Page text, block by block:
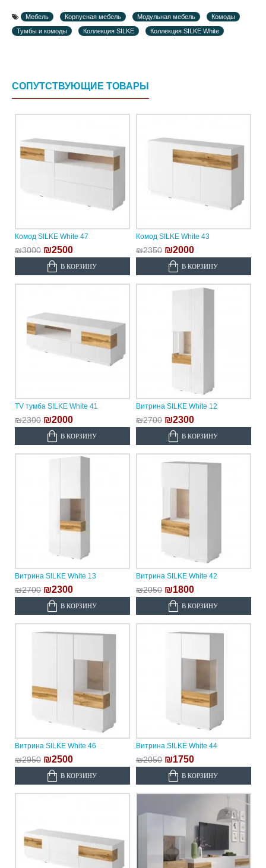
Мебель Корпусная мебель Модульная мебель
Комоды
Тумбы и комоды
Коллекция SILKE Коллекция SILKE White
СОПУТСТВУЮЩИЕ ТОВАРЫ
Комод SILKE White 47
₪3000 ₪2500
В КОРЗИНУ
Комод SILKE White 43
₪2350 ₪2000
В КОРЗИНУ
TV тумба SILKE White 41
₪2300 ₪2000
В КОРЗИНУ
Витрина SILKE White 12
₪2700 ₪2300
В КОРЗИНУ
Витрина SILKE White 13
₪2700 ₪2300
В КОРЗИНУ
Витрина SILKE White 42
₪2050 ₪1800
В КОРЗИНУ
Витрина SILKE White 46
₪2950 ₪2500
В КОРЗИНУ
Витрина SILKE White 44
₪2050 ₪1750
В КОРЗИНУ